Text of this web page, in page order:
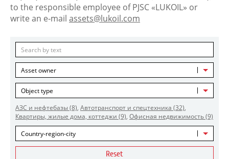
to the responsible employee of PJSC «LUKOIL» or
write an e-mail assets@lukoil.com
Asset owner
Object type
АЗС и нефтебазы(8), Автотранспорт и спецтехника (32),
Квартиры, жилые дома, коттеджи (9), Офисная недвижимость(9)
Country-region-city
Reset